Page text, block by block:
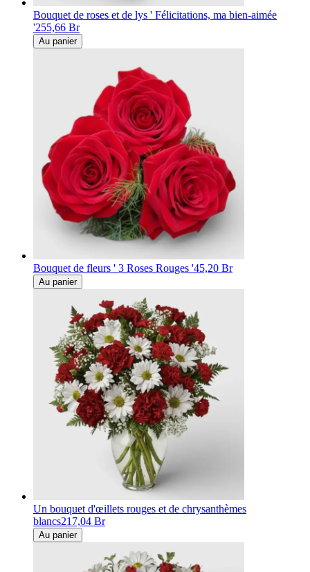
Bouquet de roses et de lys ' Félicitations, ma bien-aimée
'255,66 Br
Au panier
Bouquet de fleurs ' 3 Roses Rouges '45,20 Br
Au panier
Un bouquet d'œillets rouges et de chrysanthèmes
blancs217,04 Br
Au panier